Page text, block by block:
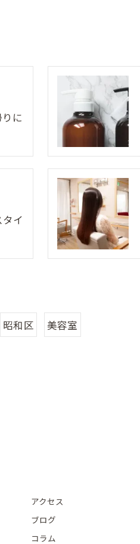
に
イ
昭和区 美容室
アクセス
ブログ
コラム